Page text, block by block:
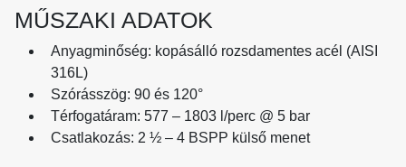
MŰSZAKI ADATOK
Anyagminőség: kopásálló rozsdamentes acél (AISI
316L)
Szórásszög: 90 és 120°
Térfogatáram: 577 – 1803 l/perc @ 5 bar
Csatlakozás: 2 ½ – 4 BSPP külső menet